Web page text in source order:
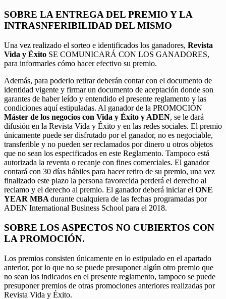
SOBRE LA ENTREGA DEL PREMIO Y LA
INTRASNFERIBILIDAD DEL MISMO
Una vez realizado el sorteo e identificados los ganadores, Revista
Vida y Éxito SE COMUNICARÁ CON LOS GANADORES,
para informarles cómo hacer efectivo su premio.
Además, para poderlo retirar deberán contar con el documento de
identidad vigente y firmar un documento de aceptación donde son
garantes de haber leído y entendido el presente reglamento y las
condiciones aquí estipuladas. Al ganador de la PROMOCIÓN
Máster de los negocios con Vida y Éxito y ADEN, se le dará
difusión en la Revista Vida y Éxito y en las redes sociales. El premio
únicamente puede ser disfrutado por el ganador, no es negociable,
transferible y no pueden ser reclamados por dinero u otros objetos
que no sean los especificados en este Reglamento. Tampoco está
autorizada la reventa o recanje con fines comerciales. El ganador
contará con 30 días hábiles para hacer retiro de su premio, una vez
finalizado este plazo la persona favorecida perderá el derecho al
reclamo y el derecho al premio. El ganador deberá iniciar el ONE
YEAR MBA durante cualquiera de las fechas programadas por
ADEN International Business School para el 2018.
SOBRE LOS ASPECTOS NO CUBIERTOS CON
LA PROMOCIÓN.
Los premios consisten únicamente en lo estipulado en el apartado
anterior, por lo que no se puede presuponer algún otro premio que
no sean los indicados en el presente reglamento, tampoco se puede
presuponer premios de otras promociones anteriores realizadas por
Revista Vida y Éxito.